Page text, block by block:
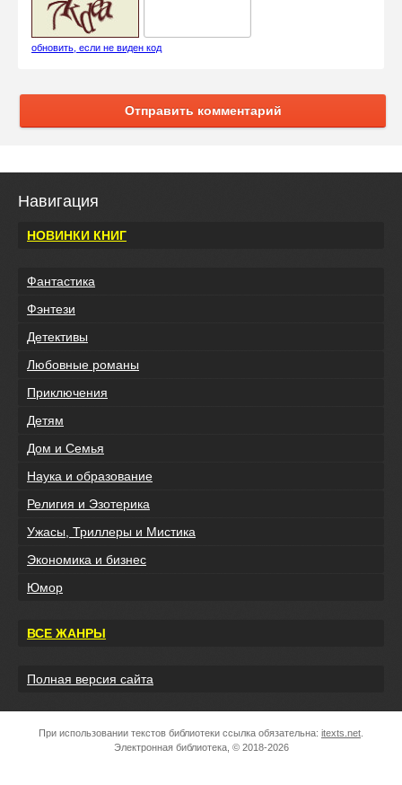
обновить, если не виден код
Отправить комментарий
Навигация
НОВИНКИ КНИГ
Фантастика
Фэнтези
Детективы
Любовные романы
Приключения
Детям
Дом и Семья
Наука и образование
Религия и Эзотерика
Ужасы, Триллеры и Мистика
Экономика и бизнес
Юмор
ВСЕ ЖАНРЫ
Полная версия сайта
При использовании текстов библиотеки ссылка обязательна: itexts.net
Электронная библиотека, © 2018-2026